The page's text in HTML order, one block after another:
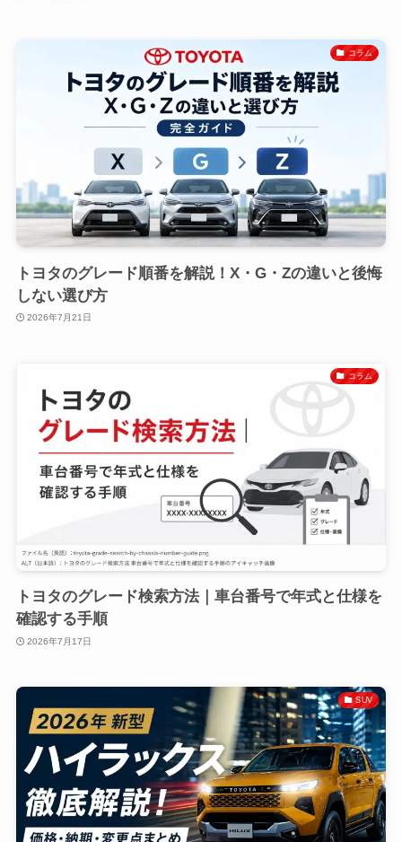
コラム
トヨタのグレード順番を解説！X・G・Zの違いと後悔
しない選び方
2026年7月21日
コラム
トヨタのグレード検索方法｜車台番号で年式と仕様を
確認する手順
2026年7月17日
SUV